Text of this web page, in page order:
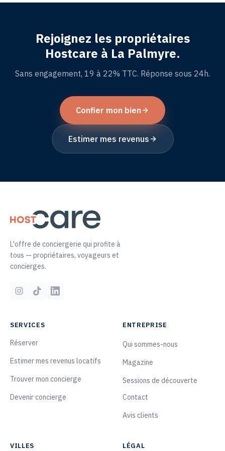
Rejoignez les propriétaires
Hostcare à La Palmyre.
Sans engagement, 19 à 22% TTC. Réponse sous 24h.
Confier mon bien
Estimer mes revenus
L'offre de conciergerie qui profite à
tous — propriétaires, voyageurs et
concierges.
SERVICES
Réserver
Estimer mes revenus locatifs
Trouver mon concierge
Devenir concierge
ENTREPRISE
Qui sommes-nous
Magazine
Sessions de découverte
Contact
Avis clients
VILLES LÉGAL